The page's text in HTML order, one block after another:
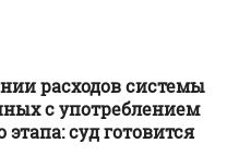
расходов системы
с употреблением
суд готовится